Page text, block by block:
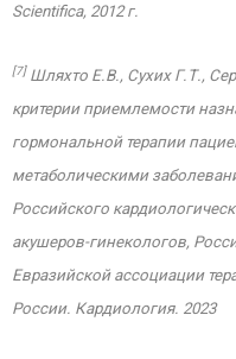
Scientifica, 2012 г.
[7]Шляхто Е.В., Сухих Г.Т.,
критерии приемлемости
гормональной терапии
метаболическими
Российского
акушеров-гинекологов,
Евразийской ассоциации
России. Кардиология. 2023